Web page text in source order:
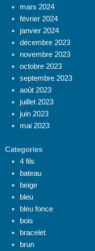
mars 2024
février 2024
janvier 2024
décembre 2023
novembre 2023
octobre 2023
septembre 2023
août 2023
juillet 2023
juin 2023
mai 2023
Categories
4 fils
bateau
beige
bleu
bleu fonce
bois
bracelet
brun